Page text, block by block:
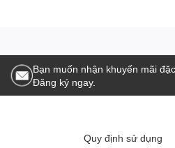
Bạn muốn nhận khuyến mãi
Đăng ký ngay.
Quy định sử dụng